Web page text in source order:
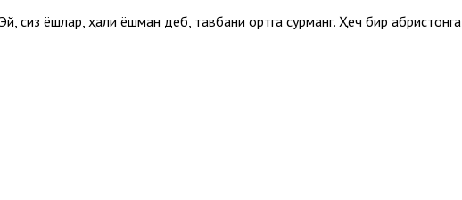
Эй, сиз ёшлар, ҳали ёшман деб, тавбани ортга сурманг. Ҳеч бир қабристонга